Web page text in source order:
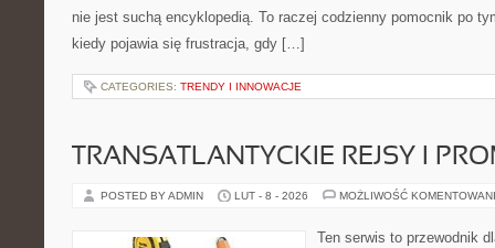
nie jest suchą encyklopedią. To raczej codzienny pomocnik po
kiedy pojawia się frustracja, gdy […]
CATEGORIES: TRENDY I INNOWACJE
TRANSATLANTYCKIE REJSY I
POSTED BY ADMIN LUT - 8 - 2026 MOŻLIWOŚĆ
Ten serwis to przewodnik